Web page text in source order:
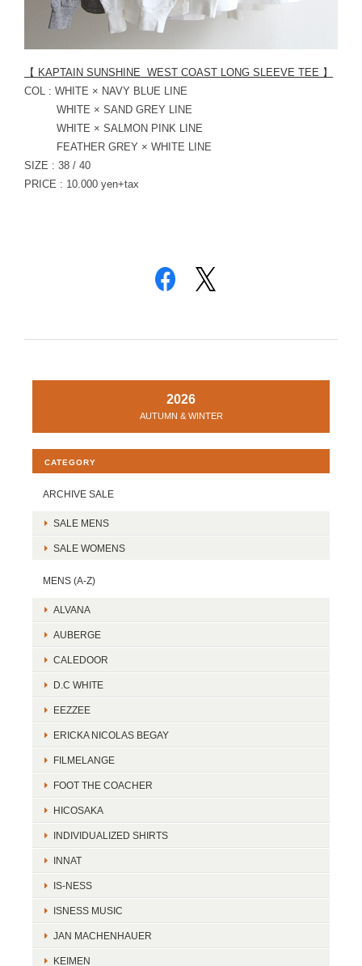
【 KAPTAIN SUNSHINE WEST COAST LONG SLEEVE TEE 】
COL : WHITE × NAVY BLUE LINE
WHITE × SAND GREY LINE
WHITE × SALMON PINK LINE
FEATHER GREY × WHITE LINE
SIZE : 38 / 40
PRICE : 10.000 yen+tax
2026
AUTUMN & WINTER
CATEGORY
ARCHIVE SALE
SALE MENS
SALE WOMENS
MENS (A-Z)
ALVANA
AUBERGE
CALEDOOR
D.C WHITE
EEZZEE
ERICKA NICOLAS BEGAY
FILMELANGE
FOOT THE COACHER
HICOSAKA
INDIVIDUALIZED SHIRTS
INNAT
IS-NESS
ISNESS MUSIC
JAN MACHENHAUER
KEIMEN